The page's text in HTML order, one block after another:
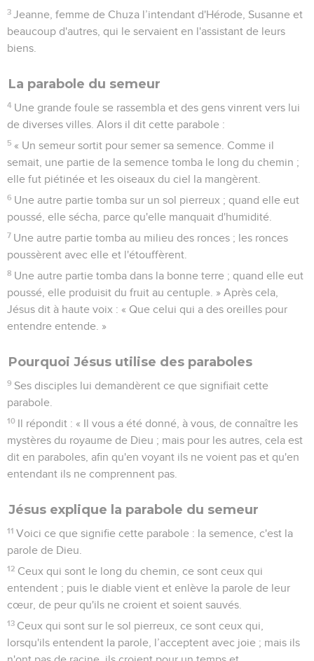
3 Jeanne, femme de Chuza l’intendant d'Hérode, Susanne et
beaucoup d'autres, qui le servaient en l'assistant de leurs
biens.
La parabole du semeur
4 Une grande foule se rassembla et des gens vinrent vers lui
de diverses villes. Alors il dit cette parabole :
5 « Un semeur sortit pour semer sa semence. Comme il
semait, une partie de la semence tomba le long du chemin ;
elle fut piétinée et les oiseaux du ciel la mangèrent.
6 Une autre partie tomba sur un sol pierreux ; quand elle eut
poussé, elle sécha, parce qu'elle manquait d'humidité.
7 Une autre partie tomba au milieu des ronces ; les ronces
poussèrent avec elle et l'étouffèrent.
8 Une autre partie tomba dans la bonne terre ; quand elle eut
poussé, elle produisit du fruit au centuple. » Après cela,
Jésus dit à haute voix : « Que celui qui a des oreilles pour
entendre entende. »
Pourquoi Jésus utilise des paraboles
9 Ses disciples lui demandèrent ce que signifiait cette
parabole.
10 Il répondit : « Il vous a été donné, à vous, de connaître les
mystères du royaume de Dieu ; mais pour les autres, cela est
dit en paraboles, afin qu'en voyant ils ne voient pas et qu'en
entendant ils ne comprennent pas.
Jésus explique la parabole du semeur
11 Voici ce que signifie cette parabole : la semence, c'est la
parole de Dieu.
12 Ceux qui sont le long du chemin, ce sont ceux qui
entendent ; puis le diable vient et enlève la parole de leur
cœur, de peur qu'ils ne croient et soient sauvés.
13 Ceux qui sont sur le sol pierreux, ce sont ceux qui,
lorsqu'ils entendent la parole, l’acceptent avec joie ; mais ils